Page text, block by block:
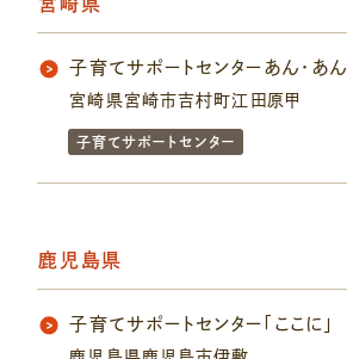
子育てサポートセンターあん・あん
宮崎県宮崎市吉村町江田原甲
子育てサポートセンター
鹿児島県
子育てサポートセンター「ここに」